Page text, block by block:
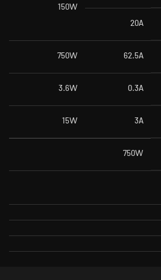
150W
20A
62.5A
750W
0.3A
3.6W
3A
15W
750W